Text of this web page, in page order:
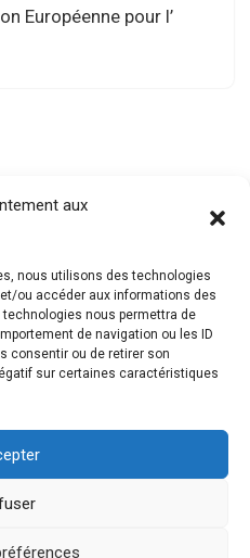
aux
nous utilisons des technologies
ou accéder aux informations des
nous permettra de
de navigation ou les ID
consentir ou de retirer son
sur certaines caractéristiques
Européenne pour l’